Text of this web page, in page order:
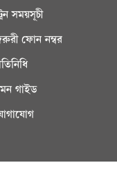
সময়সূচী
ফোন নম্বর
গাইড